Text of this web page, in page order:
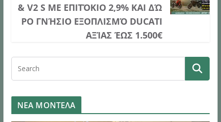
& V2 S ΜΕ ΕΠΙΤΌΚΙΟ 2,9% ΚΑΙ ΔΏ
ΡΟ ΓΝΉΣΙΟ ΕΞΟΠΛΙΣΜΌ DUCATI
ΑΞΊΑΣ ΈΩΣ 1.500€
ΝΕΑ ΜΟΝΤΕΛΑ